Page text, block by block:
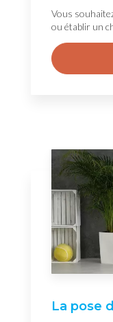
Vous
ou établir un
La pose